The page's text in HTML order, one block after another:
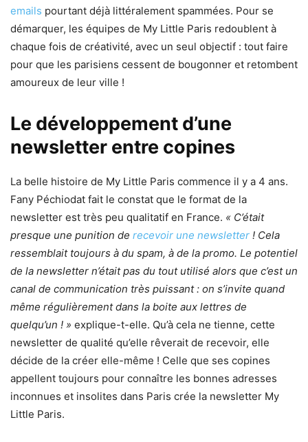
emails pourtant déjà littéralement spammées. Pour se
démarquer, les équipes de My Little Paris redoublent à
chaque fois de créativité, avec un seul objectif : tout faire
pour que les parisiens cessent de bougonner et retombent
amoureux de leur ville !
Le développement d’une
newsletter entre copines
La belle histoire de My Little Paris commence il y a 4 ans.
Fany Péchiodat fait le constat que le format de la
newsletter est très peu qualitatif en France. « C’était
presque une punition de recevoir une newsletter ! Cela
ressemblait toujours à du spam, à de la promo. Le potentiel
de la newsletter n’était pas du tout utilisé alors que c’est un
canal de communication très puissant : on s’invite quand
même régulièrement dans la boite aux lettres de
quelqu’un ! » explique-t-elle. Qu’à cela ne tienne, cette
newsletter de qualité qu’elle rêverait de recevoir, elle
décide de la créer elle-même ! Celle que ses copines
appellent toujours pour connaître les bonnes adresses
inconnues et insolites dans Paris crée la newsletter My
Little Paris.